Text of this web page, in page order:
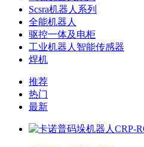
Scsra机器人系列
全能机器人
驱控一体及电柜
工业机器人智能传感器
焊机
推荐
热门
最新